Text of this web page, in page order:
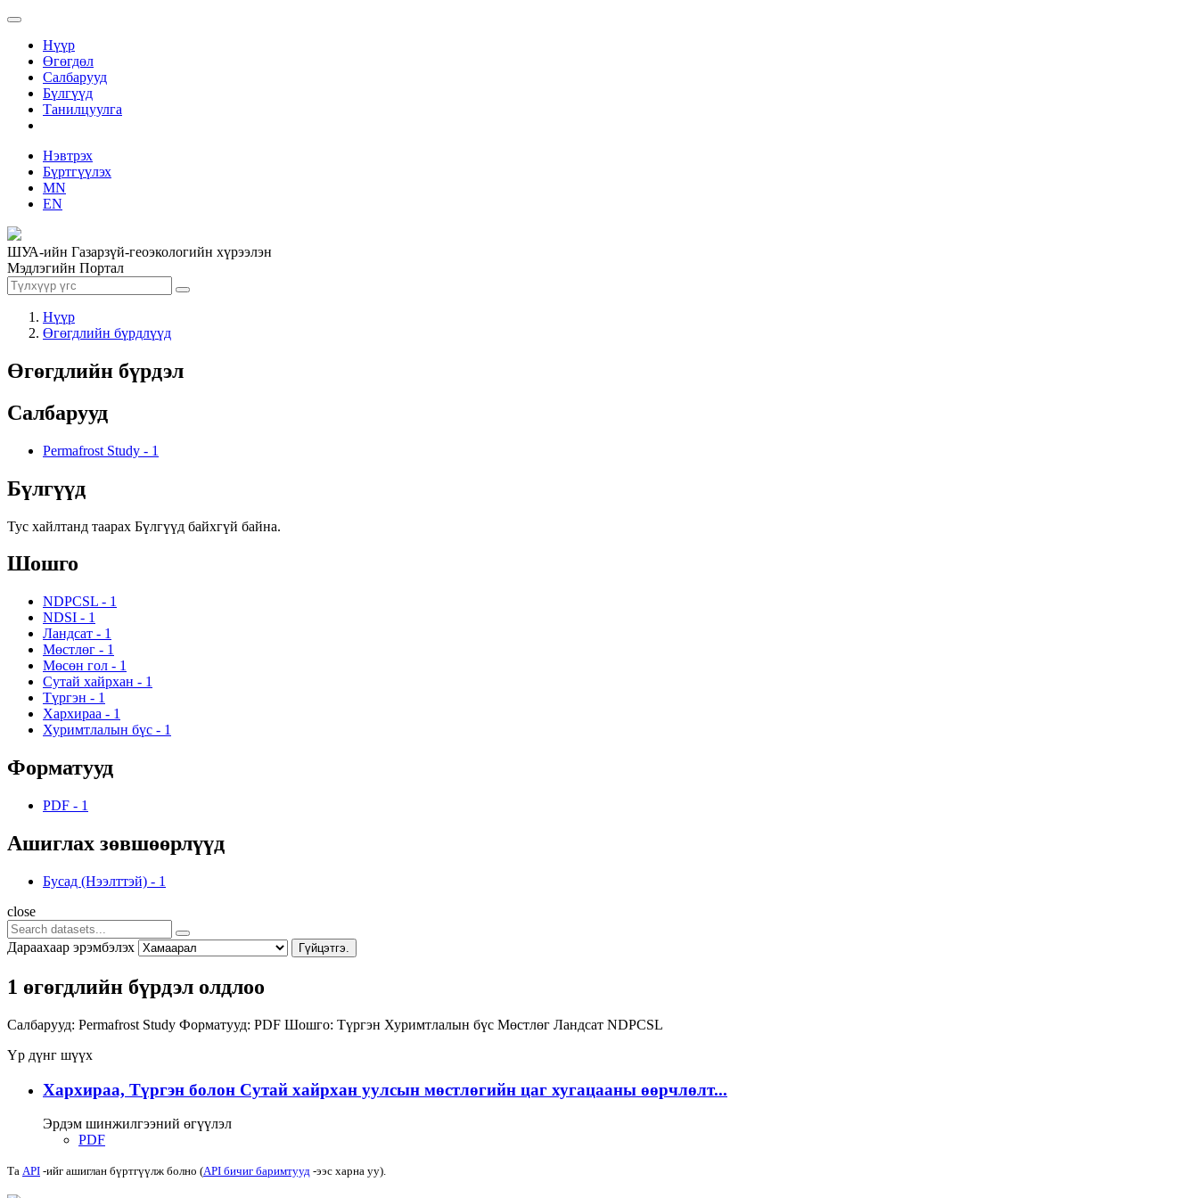
Нүүр
Өгөгдөл
Салбарууд
Бүлгүүд
Танилцуулга
Нэвтрэх
Бүртгүүлэх
MN
EN
ШУА-ийн Газарзүй-геоэкологийн хүрээлэн
Мэдлэгийн Портал
Нүүр
Өгөгдлийн бүрдлүүд
Өгөгдлийн бүрдэл
Салбарууд
Permafrost Study - 1
Бүлгүүд
Тус хайлтанд таарах Бүлгүүд байхгүй байна.
Шошго
NDPCSL - 1
NDSI - 1
Ландсат - 1
Мөстлөг - 1
Мөсөн гол - 1
Сутай хайрхан - 1
Түргэн - 1
Хархираа - 1
Хуримтлалын бүс - 1
Форматууд
PDF - 1
Ашиглах зөвшөөрлүүд
Бусад (Нээлттэй) - 1
close
Дараахаар эрэмбэлэх Гүйцэтгэ.
1 өгөгдлийн бүрдэл олдлоо
Салбарууд: Permafrost Study Форматууд: PDF Шошго: Түргэн Хуримтлалын бүс Мөстлөг Ландсат NDPCSL
Үр дүнг шүүх
Хархираа, Түргэн болон Сутай хайрхан уулсын мөстлөгийн цаг хугацааны өөрчлөлт...
Эрдэм шинжилгээний өгүүлэл
PDF
Та API -ийг ашиглан бүртгүүлж болно (API бичиг баримтууд -ээс харна уу).